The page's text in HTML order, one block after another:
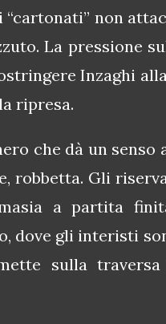
“cartonati” non
La pressione
Inzaghi
ripresa.
che dà un senso
robbetta. Gli
a partita
dove gli interisti
sulla traversa